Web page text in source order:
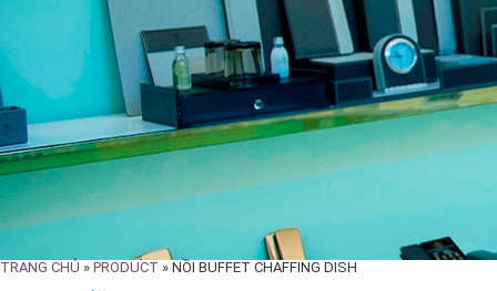
TRANG CHỦ » PRODUCT » NỒI BUFFET CHAFFING DISH